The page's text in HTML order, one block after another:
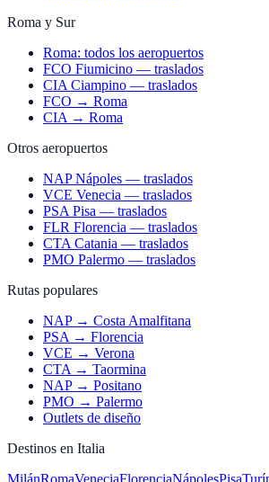
Roma y Sur
Roma: todos los aeropuertos
FCO Fiumicino — traslados
CIA Ciampino — traslados
FCO → Roma
CIA → Roma
Otros aeropuertos
NAP Nápoles — traslados
VCE Venecia — traslados
PSA Pisa — traslados
FLR Florencia — traslados
CTA Catania — traslados
PMO Palermo — traslados
Rutas populares
NAP → Costa Amalfitana
PSA → Florencia
VCE → Verona
CTA → Taormina
NAP → Positano
PMO → Palermo
Outlets de diseño
Destinos en Italia
MilánRomaVeneciaFlorenciaNápolesPisa